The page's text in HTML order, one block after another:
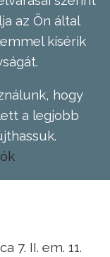
az Ön által
kísérik
hogy
a legjobb
7. II. em. 11.